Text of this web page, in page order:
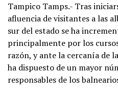
Tampico Tamps.- Tras
afluencia de visitantes a las
sur del estado se ha
principalmente por los
razón, y ante la cercanía de
ha dispuesto de un mayor
responsables de los